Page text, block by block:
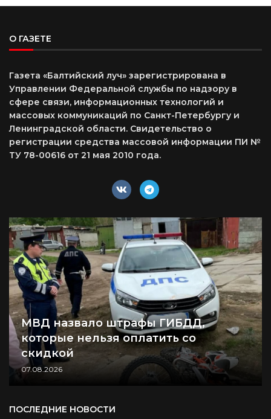
О ГАЗЕТЕ
Газета «Балтийский луч» зарегистрирована в
Управлении Федеральной службы по надзору в
сфере связи, информационных технологий и
массовых коммуникаций по Санкт-Петербургу и
Ленинградской области. Свидетельство о
регистрации средства массовой информации ПИ №
ТУ 78-00616 от 21 мая 2010 года.
МВД назвало штрафы ГИБДД,
которые нельзя оплатить со
скидкой
07.08.2026
ПОСЛЕДНИЕ НОВОСТИ